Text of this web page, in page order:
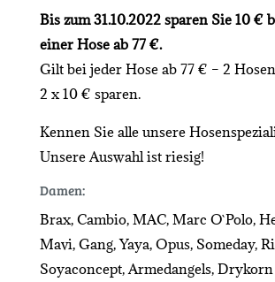
Bis zum 31.10.2022 sparen Sie 10 €
einer Hose ab 77 €.
Gilt bei jeder Hose ab 77 € – 2
2 x 10 € sparen.
Kennen Sie alle unsere
Unsere Auswahl ist riesig!
Damen:
Brax, Cambio, MAC, Marc O`Polo,
Mavi, Gang, Yaya, Opus, Someday,
Soyaconcept, Armedangels,